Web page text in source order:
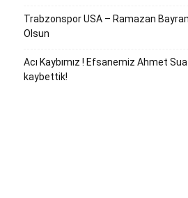
Trabzonspor USA – Ramazan
Olsun
Acı Kaybımız ! Efsanemiz Ahmet Suat
kaybettik!